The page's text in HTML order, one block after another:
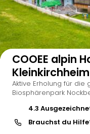
COOEE alpin
Kleinkirchheim
Aktive Erholung für die
Biosphärenpark
4.3
Brauchst du